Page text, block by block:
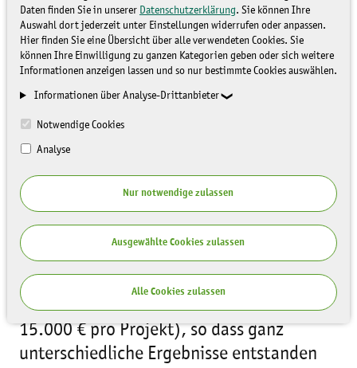
Daten finden Sie in unserer Datenschutzerklärung. Sie können Ihre
Auswahl dort jederzeit unter Einstellungen widerrufen oder anpassen.
Hier finden Sie eine Übersicht über alle verwendeten Cookies. Sie
können Ihre Einwilligung zu ganzen Kategorien geben oder sich weitere
Informationen anzeigen lassen und so nur bestimmte Cookies auswählen.
Informationen über Analyse-Drittanbieter
Notwendige Cookies
Analyse
Nur notwendige zulassen
Ausgewählte Cookies zulassen
Alle Cookies zulassen
An dieser Stelle möchten wir in Kurzform
alle im Jahr 2023 finanziell unterstützte
Umweltbildungsmaßnahmen vorstellen.
Die Projektumfänge Planung mit den
Partnern individuell abgestimmt (max.
15.000 € pro Projekt), so dass ganz
unterschiedliche Ergebnisse entstanden